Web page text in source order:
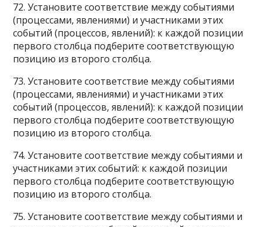
72. Установите соответствие между событиями
(процессами, явлениями) и участниками этих
событий (процессов, явлений): к каждой позиции
первого столбца подберите соответствующую
позицию из второго столбца.
73. Установите соответствие между событиями
(процессами, явлениями) и участниками этих
событий (процессов, явлений): к каждой позиции
первого столбца подберите соответствующую
позицию из второго столбца.
74. Установите соответствие между событиями и
участниками этих событий: к каждой позиции
первого столбца подберите соответствующую
позицию из второго столбца.
75. Установите соответствие между событиями и